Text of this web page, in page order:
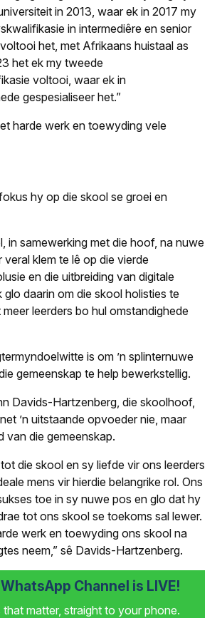
in 2013, waar ek in 2017 my
in intermediêre en senior
het, met Afrikaans huistaal as
het ek my tweede
voltooi, waar ek in
gespesialiseer het.”
harde werk en toewyding vele
hy op die skool se groei en
in samewerking met die hoof, na nuwe
klem te lê op die vierde
en die uitbreiding van digitale
glo daarin om die skool holisties te
leerders bo hul omstandighede
is om ’n splinternuwe
gemeenskap te help bewerkstellig.
Davids-Hartzenberg, die skoolhoof,
’n uitstaande opvoeder nie, maar
van die gemeenskap.
die skool en sy liefde vir ons leerders
mens vir hierdie belangrike rol. Ons
toe in sy nuwe pos en glo dat hy
tot ons skool se toekoms sal lewer.
werk en toewyding ons skool na
neem,” sê Davids-Hartzenberg.
Channel is LIVE!
matter, straight to your phone.